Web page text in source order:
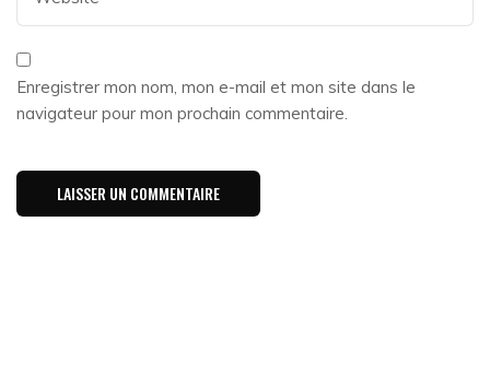
Enregistrer mon nom, mon e-mail et mon site dans le
navigateur pour mon prochain commentaire.